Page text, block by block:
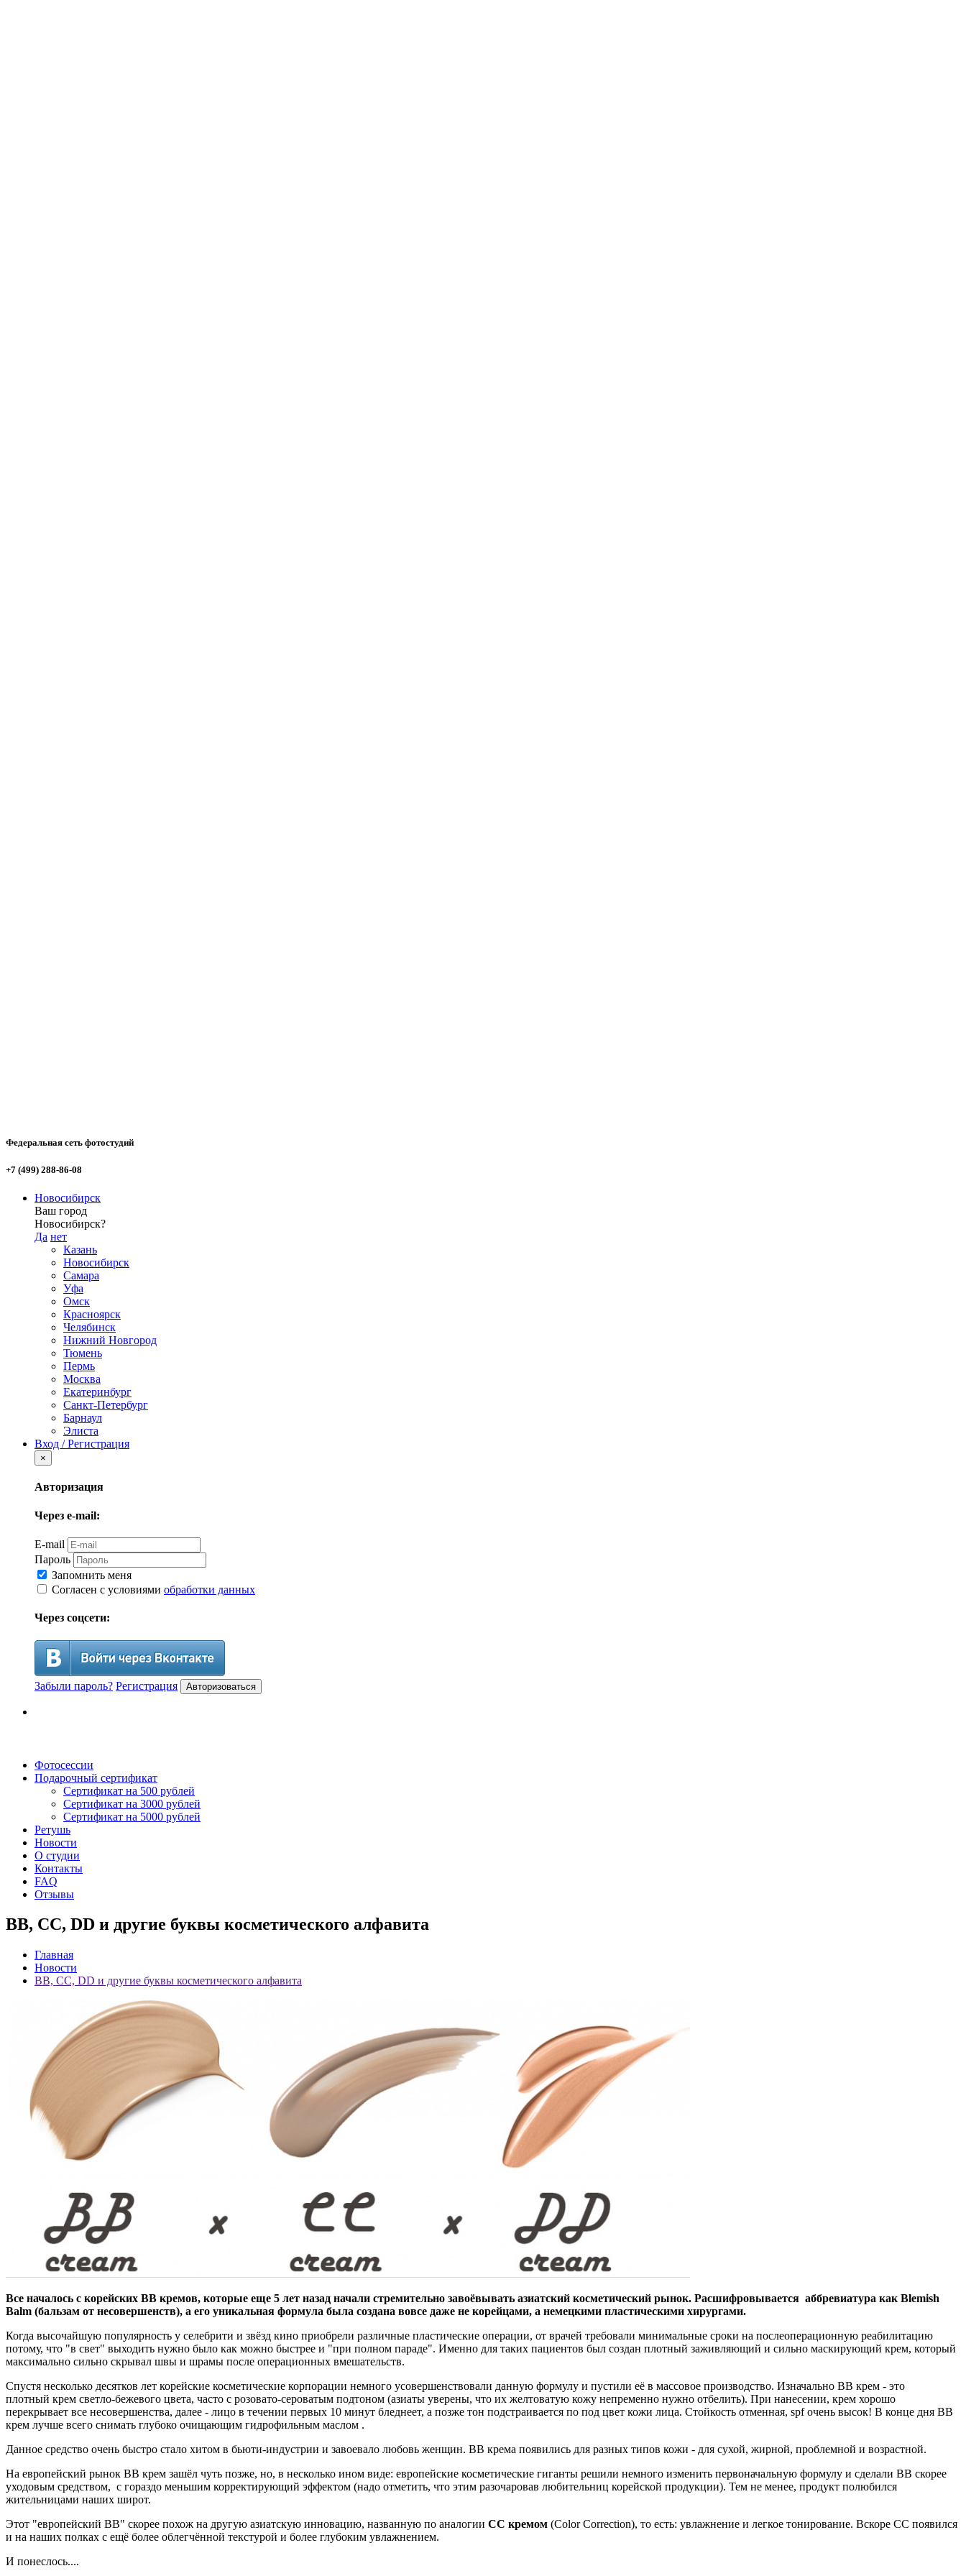
Федеральная сеть фотостудий
+7 (499) 288-86-08
Новосибирск
Ваш город
Новосибирск?
Да нет
Казань
Новосибирск
Самара
Уфа
Омск
Красноярск
Челябинск
Нижний Новгород
Тюмень
Пермь
Москва
Екатеринбург
Санкт-Петербург
Барнаул
Элиста
Вход / Регистрация
×
Авторизация
Через e-mail:
E-mail
Пароль
Запомнить меня
Согласен с условиями обработки данных
Через соцсети:
Забыли пароль? Регистрация Авторизоваться
Фотосессии
Подарочный сертификат
Сертификат на 500 рублей
Сертификат на 3000 рублей
Сертификат на 5000 рублей
Ретушь
Новости
О студии
Контакты
FAQ
Отзывы
BB, CC, DD и другие буквы косметического алфавита
Главная
Новости
BB, CC, DD и другие буквы косметического алфавита
Все началось с корейских ВВ кремов, которые еще 5 лет назад начали стремительно завоёвывать азиатский косметический рынок. Расшифровывается аббревиатура как Blemish
Balm (бальзам от несовершенств), а его уникальная формула была создана вовсе даже не корейцами, а немецкими пластическими хирургами.
Когда высочайшую популярность у селебрити и звёзд кино приобрели различные пластические операции, от врачей требовали минимальные сроки на послеоперационную реабилитацию
потому, что "в свет" выходить нужно было как можно быстрее и "при полном параде". Именно для таких пациентов был создан плотный заживляющий и сильно маскирующий крем, который
максимально сильно скрывал швы и шрамы после операционных вмешательств.
Спустя несколько десятков лет корейские косметические корпорации немного усовершенствовали данную формулу и пустили её в массовое производство. Изначально ВВ крем - это
плотный крем светло-бежевого цвета, часто с розовато-сероватым подтоном (азиаты уверены, что их желтоватую кожу непременно нужно отбелить). При нанесении, крем хорошо
перекрывает все несовершенства, далее - лицо в течении первых 10 минут бледнеет, а позже тон подстраивается по под цвет кожи лица. Стойкость отменная, spf очень высок! В конце дня BB
крем лучше всего снимать глубоко очищающим гидрофильным маслом .
Данное средство очень быстро стало хитом в бьюти-индустрии и завоевало любовь женщин. ВВ крема появились для разных типов кожи - для сухой, жирной, проблемной и возрастной.
На европейский рынок ВВ крем зашёл чуть позже, но, в несколько ином виде: европейские косметические гиганты решили немного изменить первоначальную формулу и сделали ВВ скорее
уходовым средством, с гораздо меньшим корректирующий эффектом (надо отметить, что этим разочаровав любительниц корейской продукции). Тем не менее, продукт полюбился
жительницами наших широт.
Этот "европейский ВВ" скорее похож на другую азиатскую инновацию, названную по аналогии CC кремом (Color Correction), то есть: увлажнение и легкое тонирование. Вскоре СС появился
и на наших полках с ещё более облегчённой текстурой и более глубоким увлажнением.
И понеслось....